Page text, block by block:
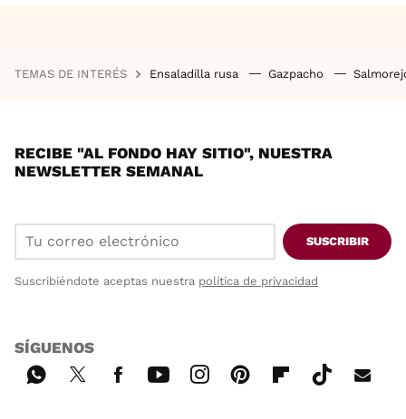
TEMAS DE INTERÉS Ensaladilla rusa Gazpacho
RECIBE "AL FONDO HAY SITIO", NUESTRA
NEWSLETTER SEMANAL
SUSCRIBIR
Suscribiéndote aceptas nuestra política de privacidad
SÍGUENOS